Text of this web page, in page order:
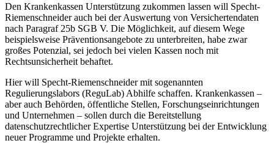
Den Krankenkassen Unterstützung zukommen lassen will Specht-
Riemenschneider auch bei der Auswertung von Versichertendaten
nach Paragraf 25b SGB V. Die Möglichkeit, auf diesem Wege
beispielsweise Präventionsangebote zu unterbreiten, habe zwar
großes Potenzial, sei jedoch bei vielen Kassen noch mit
Rechtsunsicherheit behaftet.
Hier will Specht-Riemenschneider mit sogenannten
Regulierungslabors (ReguLab) Abhilfe schaffen. Krankenkassen –
aber auch Behörden, öffentliche Stellen, Forschungseinrichtungen
und Unternehmen – sollen durch die Bereitstellung
datenschutzrechtlicher Expertise Unterstützung bei der Entwicklung
neuer Programme und Projekte erhalten.